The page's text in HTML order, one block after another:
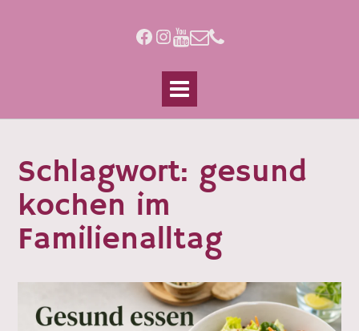
Facebook
Instagram
Schlagwort: gesund
kochen im
Familienalltag